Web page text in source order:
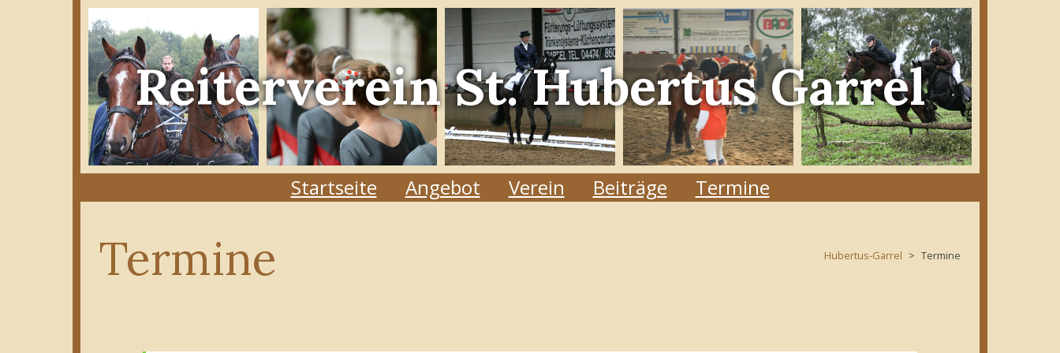
ReitervereinSt. Hubertus Garrel
Startseite Angebot Verein Beiträge Termine
Termine Hubertus-Garrel Termine